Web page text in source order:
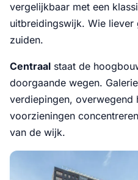
vergelijkbaar met een
uitbreidingswijk. Wie
zuiden.
Centraal staat de
doorgaande wegen.
verdiepingen, overwegend
voorzieningen
van de wijk.